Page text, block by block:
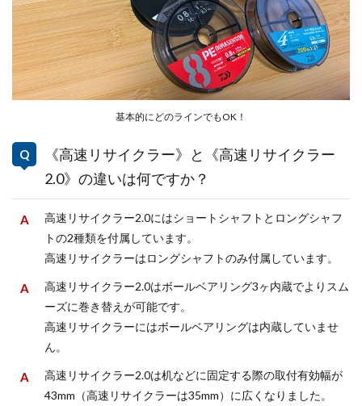
基本的にどのラインでもOK！
《高速リサイクラー》と《高速リサイクラー
2.0》の違いは何ですか？
高速リサイクラー2.0にはショートシャフトとロングシャフ
トの2種類を付属しています。
高速リサイクラーはロングシャフトのみ付属しています。
高速リサイクラー2.0はボールベアリング3ヶ内蔵でよりスム
ーズに巻き替えが可能です。
高速リサイクラーにはボールベアリングは内蔵していませ
ん。
高速リサイクラー2.0は机などに固定する際の取付有効幅が
43mm（高速リサイクラーは35mm）に広くなりました。